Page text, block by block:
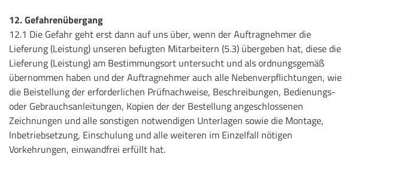
12. Gefahrenübergang
12.1 Die Gefahr geht erst dann auf uns über, wenn der Auftragnehmer die
Lieferung (Leistung) unseren befugten Mitarbeitern (5.3) übergeben hat, diese die
Lieferung (Leistung) am Bestimmungsort untersucht und als ordnungsgemäß
übernommen haben und der Auftragnehmer auch alle Nebenverpflichtungen, wie
die Beistellung der erforderlichen Prüfnachweise, Beschreibungen, Bedienungs-
oder Gebrauchsanleitungen, Kopien der der Bestellung angeschlossenen
Zeichnungen und alle sonstigen notwendigen Unterlagen sowie die Montage,
Inbetriebsetzung, Einschulung und alle weiteren im Einzelfall nötigen
Vorkehrungen, einwandfrei erfüllt hat.